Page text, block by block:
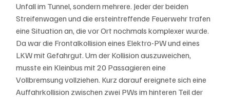
Unfall im Tunnel, sondern mehrere. Jeder der beiden
Streifenwagen und die ersteintreffende Feuerwehr trafen
eine Situation an, die vor Ort nochmals komplexer wurde.
Da war die Frontalkollision eines Elektro-PW und eines
LKW mit Gefahrgut. Um der Kollision auszuweichen,
musste ein Kleinbus mit 20 Passagieren eine
Vollbremsung vollziehen. Kurz darauf ereignete sich eine
Auffahrkollision zwischen zwei PWs im hinteren Teil der